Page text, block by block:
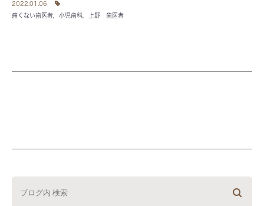
2022.01.06
痛くない歯医者，小児歯科，上野 歯医者